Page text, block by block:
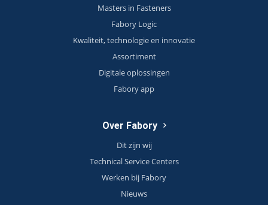
Masters in Fasteners
Fabory Logic
Kwaliteit, technologie en innovatie
Assortiment
Digitale oplossingen
Fabory app
Over Fabory
Dit zijn wij
Technical Service Centers
Werken bij Fabory
Nieuws